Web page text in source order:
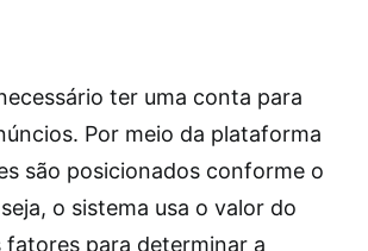
ter uma conta para
Por meio da plataforma
são posicionados conforme o
seja, o sistema usa o valor do
fatores para determinar a